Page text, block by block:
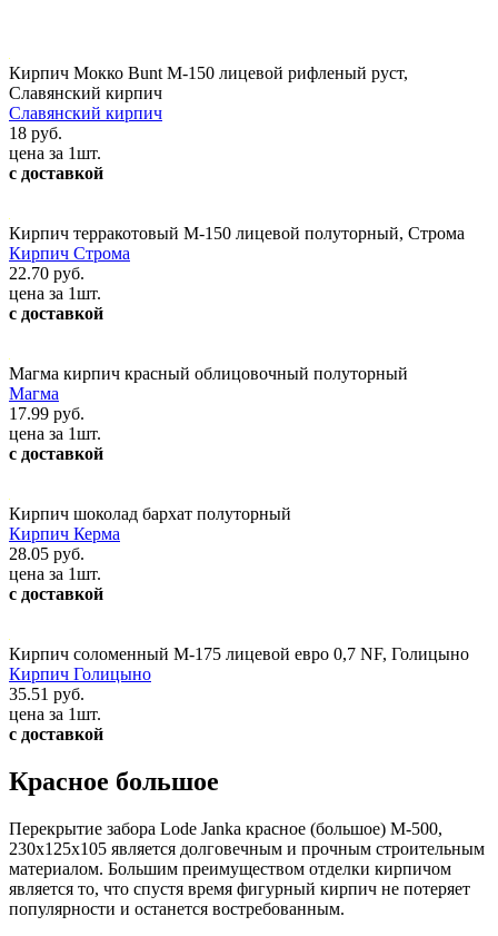
Кирпич Мокко Bunt М-150 лицевой рифленый руст,
Славянский кирпич
Славянский кирпич
18 руб.
цена за 1шт.
с доставкой
Кирпич терракотовый М-150 лицевой полуторный, Строма
Кирпич Строма
22.70 руб.
цена за 1шт.
с доставкой
Магма кирпич красный облицовочный полуторный
Магма
17.99 руб.
цена за 1шт.
с доставкой
Кирпич шоколад бархат полуторный
Кирпич Керма
28.05 руб.
цена за 1шт.
с доставкой
Кирпич соломенный М-175 лицевой евро 0,7 NF, Голицыно
Кирпич Голицыно
35.51 руб.
цена за 1шт.
с доставкой
Красное большое
Перекрытие забора Lode Janka красное (большое) М-500,
230х125х105 является долговечным и прочным строительным
материалом. Большим преимуществом отделки кирпичом
является то, что спустя время фигурный кирпич не потеряет
популярности и останется востребованным.